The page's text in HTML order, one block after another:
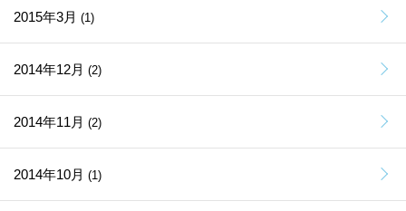
2015年3月 (1)
2014年12月 (2)
2014年11月 (2)
2014年10月 (1)